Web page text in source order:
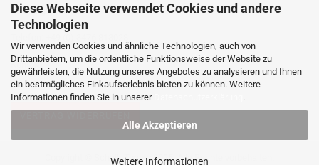
Diese Webseite verwendet Cookies und andere
Technologien
Wir verwenden Cookies und ähnliche Technologien, auch von
Drittanbietern, um die ordentliche Funktionsweise der Website zu
gewährleisten, die Nutzung unseres Angebotes zu analysieren und Ihnen
ein bestmögliches Einkaufserlebnis bieten zu können. Weitere
Informationen finden Sie in unserer
.
Alle Akzeptieren
Weitere Informationen
Leistungsprüfstand
Kontakt
Copyright © Schalk Tuning 2025. Alle Rechte vorbehalten.